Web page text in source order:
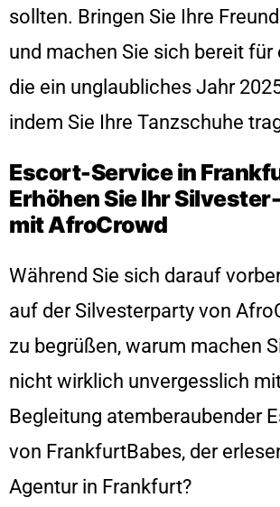
sollten. Bringen Sie Ihre
und machen Sie sich bereit für
die ein unglaubliches Jahr
indem Sie Ihre Tanzschuhe
Escort-Service in
Erhöhen Sie Ihr
mit AfroCrowd
Während Sie sich darauf
auf der Silvesterparty von
zu begrüßen, warum machen
nicht wirklich unvergesslich
Begleitung atemberaubender
von FrankfurtBabes, der
Agentur in Frankfurt?